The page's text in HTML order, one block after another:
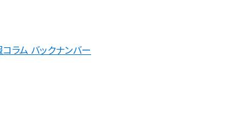
ラム バックナンバー